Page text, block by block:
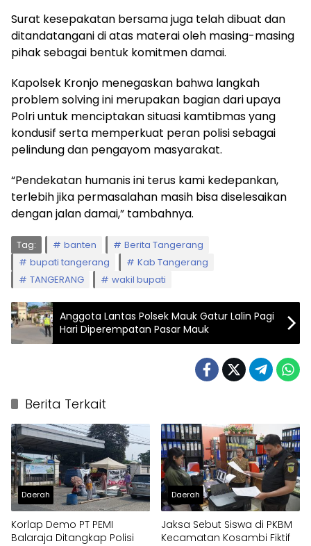
Surat kesepakatan bersama juga telah dibuat dan
ditandatangani di atas materai oleh masing-masing
pihak sebagai bentuk komitmen damai.
Kapolsek Kronjo menegaskan bahwa langkah
problem solving ini merupakan bagian dari upaya
Polri untuk menciptakan situasi kamtibmas yang
kondusif serta memperkuat peran polisi sebagai
pelindung dan pengayom masyarakat.
“Pendekatan humanis ini terus kami kedepankan,
terlebih jika permasalahan masih bisa diselesaikan
dengan jalan damai,” tambahnya.
Tag: banten
Berita Tangerang
bupati tangerang
Kab Tangerang
TANGERANG
wakil bupati
Anggota Lantas Polsek Mauk Gatur Lalin Pagi
Hari Diperempatan Pasar Mauk
Berita Terkait
Daerah
Korlap Demo PT PEMI
Balaraja Ditangkap Polisi
Daerah
Jaksa Sebut Siswa di PKBM
Kecamatan Kosambi Fiktif